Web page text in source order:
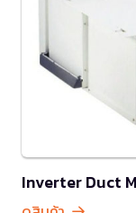
Inverter Duct